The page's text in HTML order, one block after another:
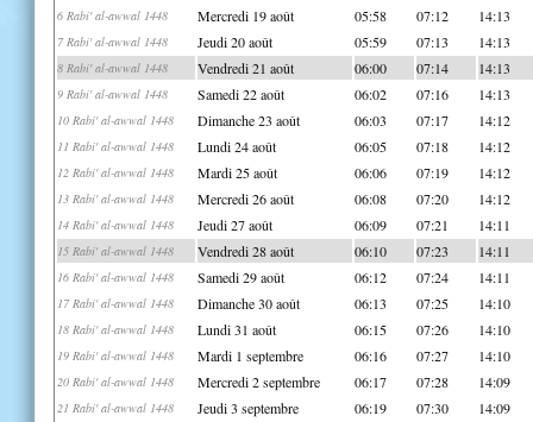
6 Rabi' al-awwal 1448 Mercredi 19 août 05:58 07:12 14:13
7 Rabi' al-awwal 1448 Jeudi 20 août 05:59 07:13 14:13
8 Rabi' al-awwal 1448 Vendredi 21 août 06:00 07:14 14:13
9 Rabi' al-awwal 1448 Samedi 22 août 06:02 07:16 14:13
10 Rabi' al-awwal 1448 Dimanche 23 août 06:03 07:17 14:12
11 Rabi' al-awwal 1448 Lundi 24 août 06:05 07:18 14:12
12 Rabi' al-awwal 1448 Mardi 25 août 06:06 07:19 14:12
13 Rabi' al-awwal 1448 Mercredi 26 août 06:08 07:20 14:12
14 Rabi' al-awwal 1448 Jeudi 27 août 06:09 07:21 14:11
15 Rabi' al-awwal 1448 Vendredi 28 août 06:10 07:23 14:11
16 Rabi' al-awwal 1448 Samedi 29 août 06:12 07:24 14:11
17 Rabi' al-awwal 1448 Dimanche 30 août 06:13 07:25 14:10
18 Rabi' al-awwal 1448 Lundi 31 août 06:15 07:26 14:10
19 Rabi' al-awwal 1448 Mardi 1 septembre 06:16 07:27 14:10
20 Rabi' al-awwal 1448 Mercredi 2 septembre 06:17 07:28 14:09
21 Rabi' al-awwal 1448 Jeudi 3 septembre 06:19 07:30 14:09